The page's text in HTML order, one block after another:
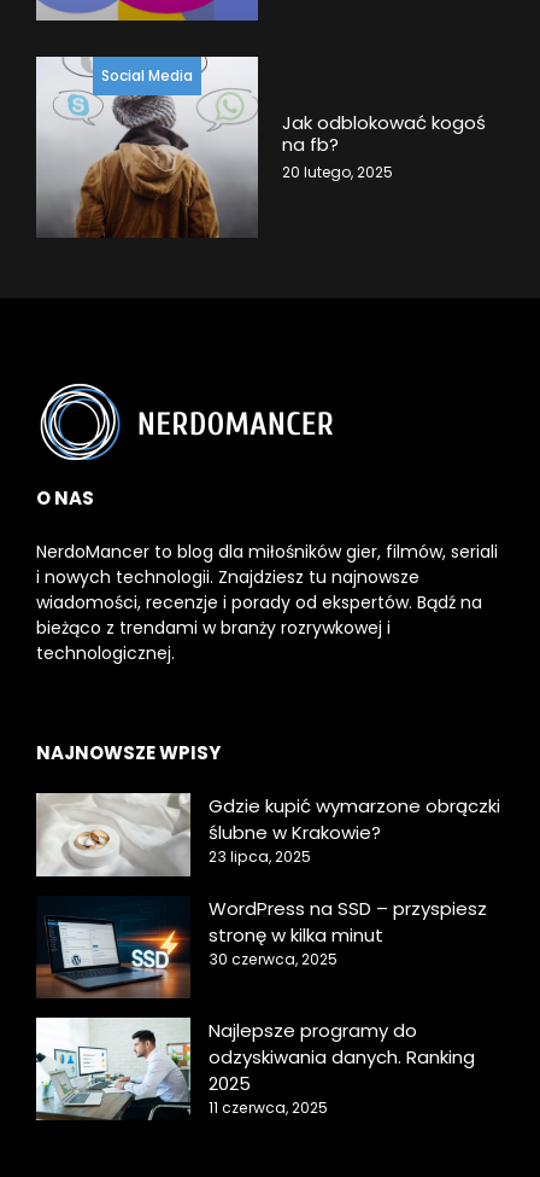
Social Media
Jak odblokować kogoś
na fb?
20 lutego, 2025
O NAS
NerdoMancer to blog dla miłośników gier, filmów, seriali
i nowych technologii. Znajdziesz tu najnowsze
wiadomości, recenzje i porady od ekspertów. Bądź na
bieżąco z trendami w branży rozrywkowej i
technologicznej.
NAJNOWSZE WPISY
Gdzie kupić wymarzone obrączki
ślubne w Krakowie?
23 lipca, 2025
WordPress na SSD – przyspiesz
stronę w kilka minut
30 czerwca, 2025
Najlepsze programy do
odzyskiwania danych. Ranking
2025
11 czerwca, 2025